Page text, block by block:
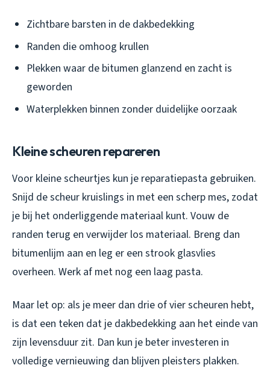
Zichtbare barsten in de dakbedekking
Randen die omhoog krullen
Plekken waar de bitumen glanzend en zacht is
geworden
Waterplekken binnen zonder duidelijke oorzaak
Kleine scheuren repareren
Voor kleine scheurtjes kun je reparatiepasta gebruiken.
Snijd de scheur kruislings in met een scherp mes, zodat
je bij het onderliggende materiaal kunt. Vouw de
randen terug en verwijder los materiaal. Breng dan
bitumenlijm aan en leg er een strook glasvlies
overheen. Werk af met nog een laag pasta.
Maar let op: als je meer dan drie of vier scheuren hebt,
is dat een teken dat je dakbedekking aan het einde van
zijn levensduur zit. Dan kun je beter investeren in
volledige vernieuwing dan blijven pleisters plakken.